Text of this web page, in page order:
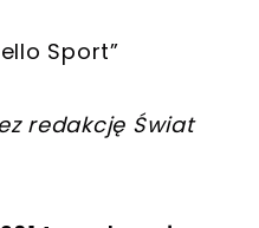
Sport”
redakcję Świat